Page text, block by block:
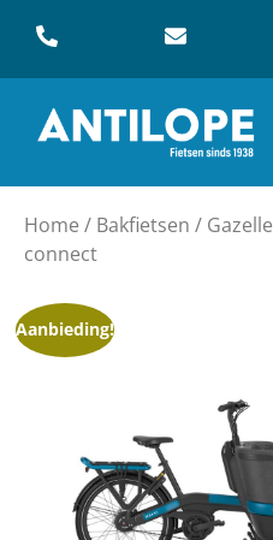
Home / Bakfietsen / Gazelle
connect
Aanbieding!